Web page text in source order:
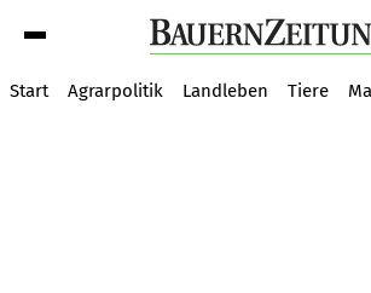
Start Agrarpolitik Landleben Tiere